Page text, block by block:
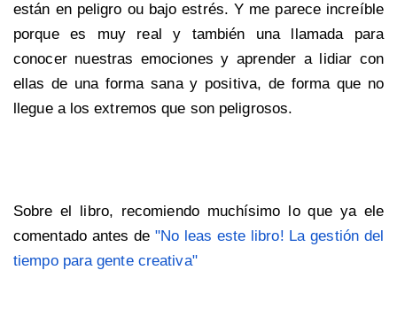
están en peligro ou bajo estrés. Y me parece increíble
porque es muy real y también una llamada para
conocer nuestras emociones y aprender a lidiar con
ellas de una forma sana y positiva, de forma que no
llegue a los extremos que son peligrosos.
Sobre el libro, recomiendo muchísimo lo que ya ele
comentado antes de "No leas este libro! La gestión del
tiempo para gente creativa"